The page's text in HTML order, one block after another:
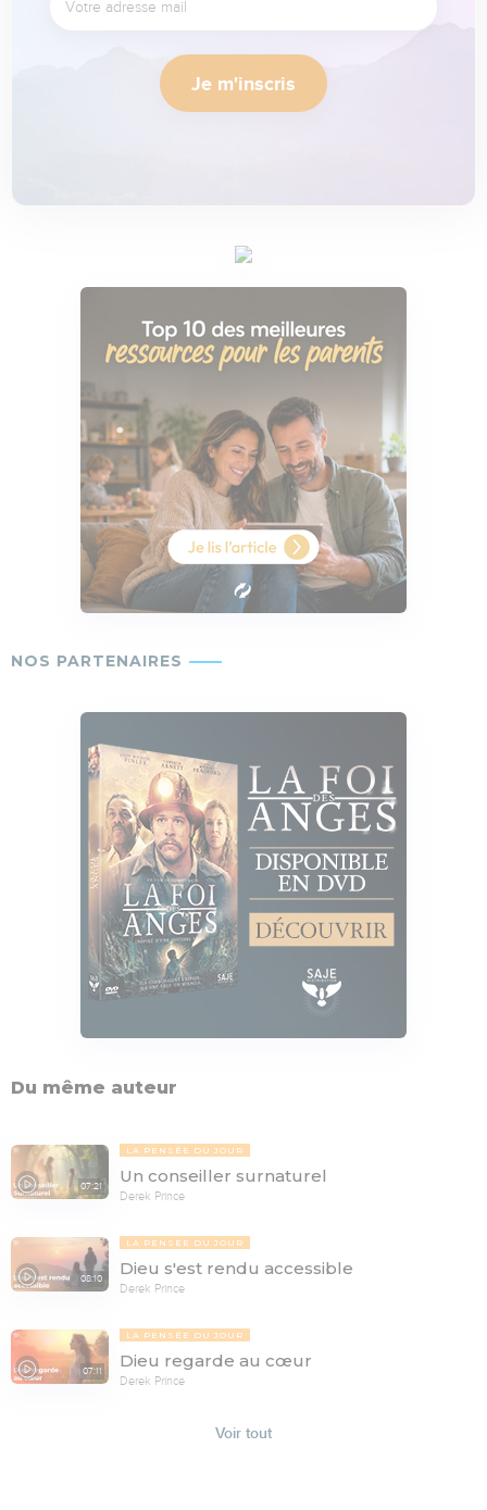
Je m'inscris
Du même auteur
07:21
LA PENSÉE DU JOUR
Un conseiller surnaturel
Derek Prince
08:10
LA PENSÉE DU JOUR
Dieu s'est rendu accessible
Derek Prince
07:11
LA PENSÉE DU JOUR
Dieu regarde au cœur
Derek Prince
Voir tout